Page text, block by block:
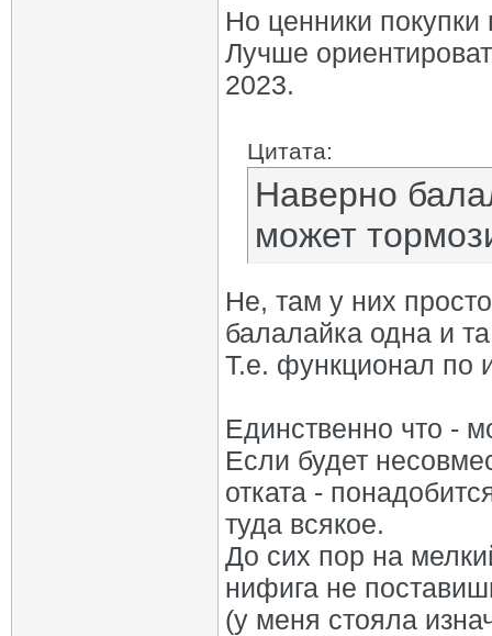
Но ценники
Лучше
2023.
Цитата:
Наверно
может
Не, там у них
балалайка одна и
Т.е. функционал по
Единственно что -
Если будет
отката -
туда всякое.
До сих пор на
нифига не
(у меня стояла